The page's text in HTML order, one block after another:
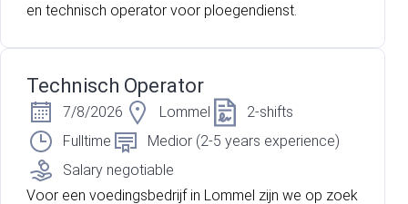
en technisch operator voor ploegendienst.
Technisch Operator
7/8/2026 Lommel
2-shifts
Fulltime
Medior (2-5 years experience)
Salary negotiable
Voor een voedingsbedrijf in Lommel zijn we op zoek